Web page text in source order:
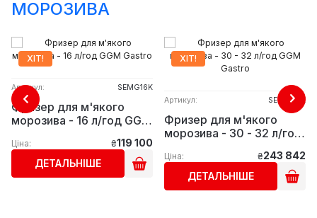
МОРОЗИВА
ХІТ!
Артикул: SEMG16K
Фризер для м'якого
морозива - 16 л/год GGM
Ціна: ₴119 100
ДЕТАЛЬНІШЕ
ХІТ!
Артикул: SEMG32K
Фризер для м'якого
морозива - 30 - 32 л/год
Ціна: ₴243 842
ДЕТАЛЬНІШЕ